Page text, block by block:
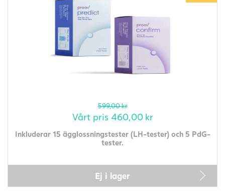
599,00kr
Vårt pris 460,00 kr
Inkluderar 15 ägglossningstester (LH-tester) och 5 PdG-
tester.
Ej i lager